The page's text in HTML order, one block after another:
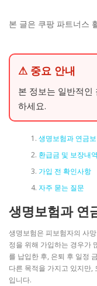
본 글은 쿠팡 파트너스
⚠ 중요 안내
본 정보는 일반적인
하세요.
생명보험과 연금
환급금 및 보장내역
가입 전 확인사항
자주 묻는 질문
생명보험과 연
생명보험은 피보험자의 사
정을 위해 가입하는 경우가
를 납입한 후, 은퇴 후 일정
다른 목적을 가지고 있지만,
입니다.